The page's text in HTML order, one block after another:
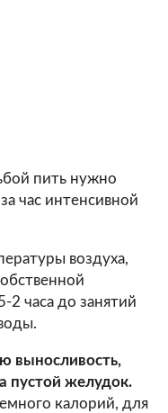
пить нужно
час интенсивной
воздуха,
2 часа до занятий
выносливость,
пустой желудок.
калорий, для